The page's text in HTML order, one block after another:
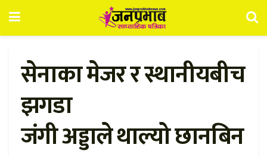
सेनाका मेजर र स्थानीयबीच
झगडा
जंगी अड्डाले थाल्यो छानबिन